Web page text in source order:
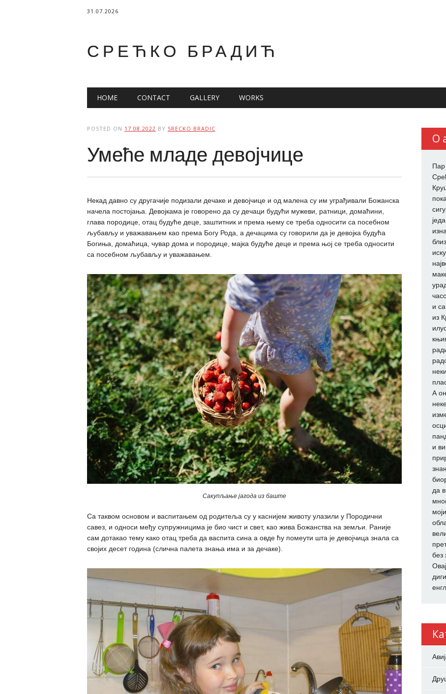
31.07.2026
СРЕЋКО БРАДИЋ
Main menu
HOME CONTACT GALLERY WORKS
POSTED ON 17.08.2022 BY SRECKO BRADIC
Умеће младе девојчице
Некад давно су другачије подизали дечаке и девојчице и од малена су им уграђивали Божанска
начела постојања. Девојкама је говорено да су дечаци будући мужеви, ратници, домаћини,
глава породице, отац будуће деце, заштитник и према њему се треба односити са посебном
љубављу и уважавањем као према Богу Рода, а дечацима су говорили да је девојка будућа
Богиња, домаћица, чувар дома и породице, мајка будуће деце и према њој се треба односити
са посебном љубављу и уважавањем.
Сакупљање јагода из баште
Са таквом основом и васпитањем од родитеља су у каснијем животу улазили у Породични
савез, и односи међу супружницима је био чист и свет, као жива Божанства на земљи. Раније
сам дотакао тему како отац треба да васпита сина а овде ћу помеути шта је девојчица знала са
својих десет година (слична палета знања има и за дечаке).
О
Пар
и
из
А
и
да
без